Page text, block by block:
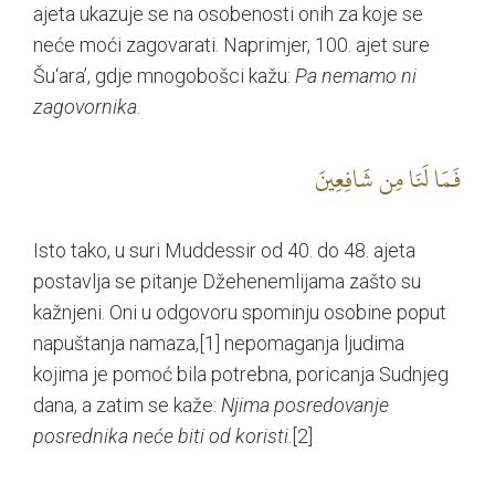
ajeta ukazuje se na osobenosti onih za koje se
neće moći zagovarati. Naprimjer, 100. ajet sure
Šu‘ara’, gdje mnogobošci kažu: Pa nemamo ni
zagovornika
فَمَا لَنَا مِن شَافِعِينَ
Isto tako, u suri Muddessir od 40. do 48. ajeta
postavlja se pitanje Džehenemlijama zašto su
kažnjeni. Oni u odgovoru spominju osobine poput
napuštanja namaza,[1] nepomaganja ljudima
kojima je pomoć bila potrebna, poricanja Sudnjeg
dana, a zatim se kaže: Njima posredovanje
posrednika neće biti od koristi [2]